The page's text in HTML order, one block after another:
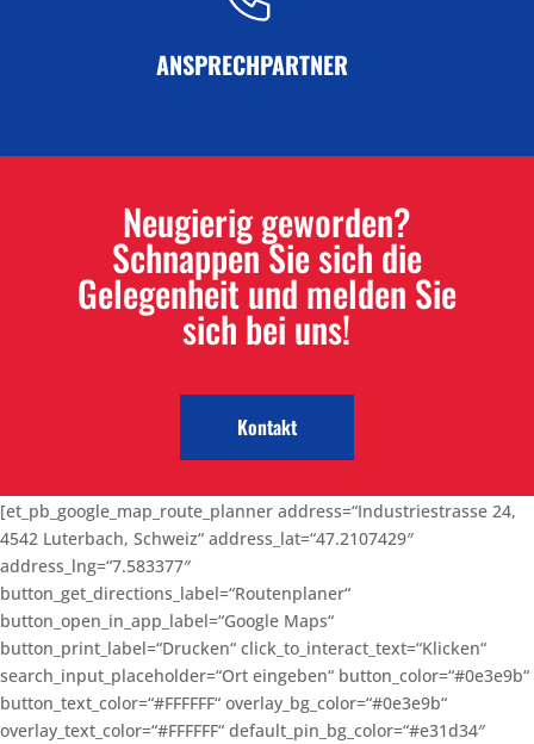
ANSPRECHPARTNER
Neugierig geworden?
Schnappen Sie sich die
Gelegenheit und melden Sie
sich bei uns!
Kontakt
[et_pb_google_map_route_planner address=“Industriestrasse 24,
4542 Luterbach, Schweiz“ address_lat=“47.2107429″
address_lng=“7.583377″
button_get_directions_label=“Routenplaner“
button_open_in_app_label=“Google Maps“
button_print_label=“Drucken“ click_to_interact_text=“Klicken“
search_input_placeholder=“Ort eingeben“ button_color=“#0e3e9b“
button_text_color=“#FFFFFF“ overlay_bg_color=“#0e3e9b“
overlay_text_color=“#FFFFFF“ default_pin_bg_color=“#e31d34″